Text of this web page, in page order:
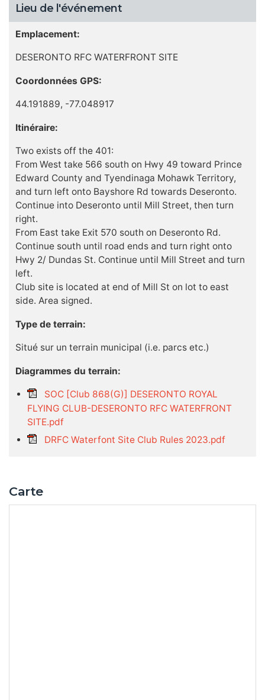
Lieu de l'événement
Emplacement:
DESERONTO RFC WATERFRONT SITE
Coordonnées GPS:
44.191889, -77.048917
Itinéraire:
Two exists off the 401:
From West take 566 south on Hwy 49 toward Prince
Edward County and Tyendinaga Mohawk Territory,
and turn left onto Bayshore Rd towards Deseronto.
Continue into Deseronto until Mill Street, then turn
right.
From East take Exit 570 south on Deseronto Rd.
Continue south until road ends and turn right onto
Hwy 2/ Dundas St. Continue until Mill Street and turn
left.
Club site is located at end of Mill St on lot to east
side. Area signed.
Type de terrain:
Situé sur un terrain municipal (i.e. parcs etc.)
Diagrammes du terrain:
SOC [Club 868(G)] DESERONTO ROYAL
FLYING CLUB-DESERONTO RFC WATERFRONT
SITE.pdf
DRFC Waterfont Site Club Rules 2023.pdf
Carte